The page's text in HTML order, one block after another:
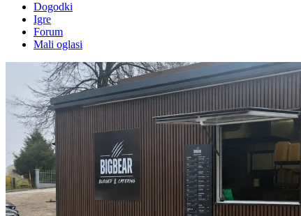
Dogodki
Igre
Forum
Mali oglasi